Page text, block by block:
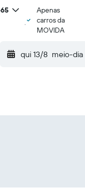
Apenas
carros da
MOVIDA
qui 13/8 meio-dia